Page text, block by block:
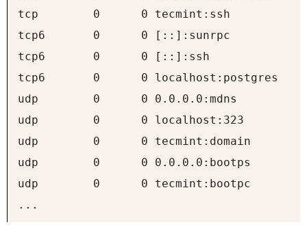
tcp        0      0 tecmint:ssh
tcp6       0      0 [::]:sunrpc
tcp6       0      0 [::]:ssh
tcp6       0      0
udp        0      0 0.0.0.0:mdns
udp        0      0 localhost:323
udp        0      0 tecmint:domain
udp        0      0 0.0.0.0:bootps
udp        0      0 tecmint:bootpc
...